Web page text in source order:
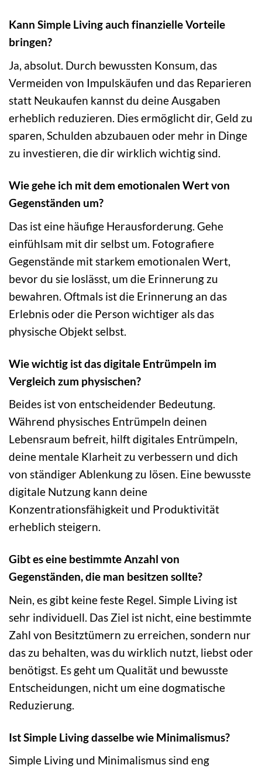
Kann Simple Living auch finanzielle Vorteile
bringen?
Ja, absolut. Durch bewussten Konsum, das
Vermeiden von Impulskäufen und das Reparieren
statt Neukaufen kannst du deine Ausgaben
erheblich reduzieren. Dies ermöglicht dir, Geld zu
sparen, Schulden abzubauen oder mehr in Dinge
zu investieren, die dir wirklich wichtig sind.
Wie gehe ich mit dem emotionalen Wert von
Gegenständen um?
Das ist eine häufige Herausforderung. Gehe
einfühlsam mit dir selbst um. Fotografiere
Gegenstände mit starkem emotionalen Wert,
bevor du sie loslässt, um die Erinnerung zu
bewahren. Oftmals ist die Erinnerung an das
Erlebnis oder die Person wichtiger als das
physische Objekt selbst.
Wie wichtig ist das digitale Entrümpeln im
Vergleich zum physischen?
Beides ist von entscheidender Bedeutung.
Während physisches Entrümpeln deinen
Lebensraum befreit, hilft digitales Entrümpeln,
deine mentale Klarheit zu verbessern und dich
von ständiger Ablenkung zu lösen. Eine bewusste
digitale Nutzung kann deine
Konzentrationsfähigkeit und Produktivität
erheblich steigern.
Gibt es eine bestimmte Anzahl von
Gegenständen, die man besitzen sollte?
Nein, es gibt keine feste Regel. Simple Living ist
sehr individuell. Das Ziel ist nicht, eine bestimmte
Zahl von Besitztümern zu erreichen, sondern nur
das zu behalten, was du wirklich nutzt, liebst oder
benötigst. Es geht um Qualität und bewusste
Entscheidungen, nicht um eine dogmatische
Reduzierung.
Ist Simple Living dasselbe wie Minimalismus?
Simple Living und Minimalismus sind eng